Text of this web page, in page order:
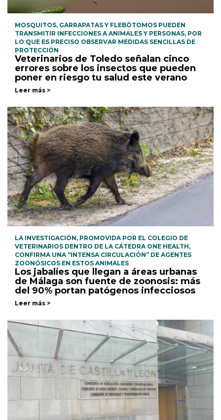
MOSQUITOS, GARRAPATAS Y FLEBÓTOMOS PUEDEN
TRANSMITIR INFECCIONES A ANIMALES Y PERSONAS, POR
LO QUE ES PRECISO OBSERVAR MEDIDAS SENCILLAS DE
PROTECCIÓN
Veterinarios de Toledo señalan cinco
errores sobre los insectos que pueden
poner en riesgo tu salud este verano
Leer más >
LA INVESTIGACIÓN, PROMOVIDA POR EL COLEGIO DE
VETERINARIOS DENTRO DE LA CÁTEDRA ONE HEALTH,
CONFIRMA UNA “INTENSA CIRCULACIÓN” DE AGENTES
ZOONÓSICOS EN ESTOS ANIMALES
Los jabalíes que llegan a áreas urbanas
de Málaga son fuente de zoonosis: más
del 90% portan patógenos infecciosos
Leer más >